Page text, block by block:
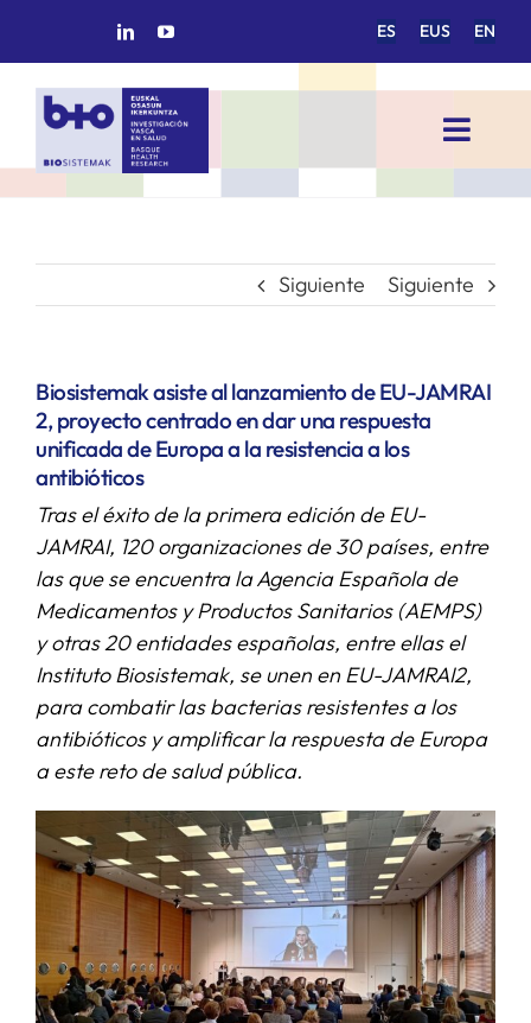
ES EUS EN
Toggle
INICIO
GRUPOS DE INVESTIGACIÓN
PROYECTOS/COLABORACIONES
SERVICIOS
APOYO I+D+I
NOTICIAS
Siguiente Siguiente
Biosistemak asiste al lanzamiento de EU-JAMRAI
2, proyecto centrado en dar una respuesta
unificada de Europa a la resistencia a los
antibióticos
Tras el éxito de la primera edición de EU-
JAMRAI, 120 organizaciones de 30 países, entre
las que se encuentra la Agencia Española de
Medicamentos y Productos Sanitarios (AEMPS)
y otras 20 entidades españolas, entre ellas el
Instituto Biosistemak, se unen en EU-JAMRAI2,
para combatir las bacterias resistentes a los
antibióticos y amplificar la respuesta de Europa
a este reto de salud pública.